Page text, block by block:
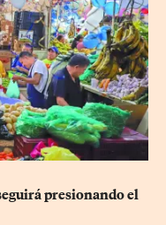
presionando el